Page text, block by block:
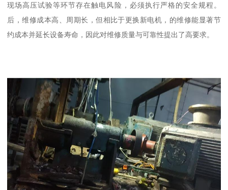
现场高压试验等环节存在触电风险，必须执行严格的安全规程。
后，维修成本高、周期长，但相比于更换新电机，的维修能显著节
约成本并延长设备寿命，因此对维修质量与可靠性提出了高要求。